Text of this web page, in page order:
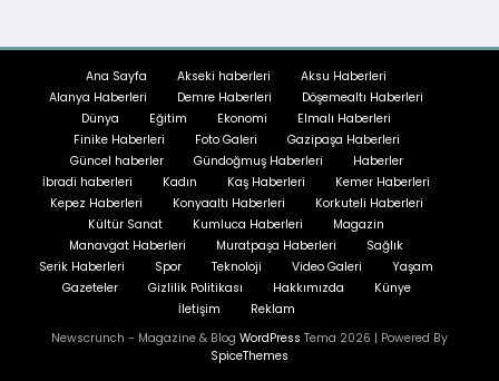
Ana Sayfa Akseki haberleri
Aksu Haberleri
Alanya Haberleri
Demre Haberleri
Döşemealtı Haberleri
Dünya
Eğitim Ekonomi
Elmalı Haberleri
Finike Haberleri
Foto Galeri
Gazipaşa Haberleri
Güncel haberler
Gündoğmuş Haberleri
Haberler
İbradi haberleri
Kadın Kaş Haberleri
Kemer Haberleri
Kepez Haberleri
Konyaaltı Haberleri
Korkuteli Haberleri
Kültür Sanat
Kumluca Haberleri
Magazin
Manavgat Haberleri
Muratpaşa Haberleri
Sağlık
Serik Haberleri
Spor Teknoloji Video Galeri
Yaşam
Gazeteler
Gizlilik Politikası Hakkımızda
Künye
İletişim
Reklam
Newscrunch - Magazine & Blog WordPress Tema 2026 | Powered By
SpiceThemes